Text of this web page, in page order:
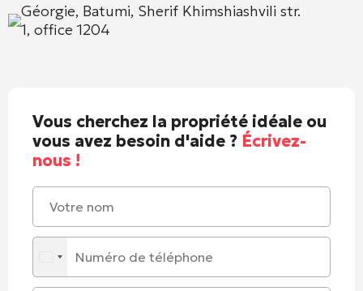
Géorgie, Batumi, Sherif Khimshiashvili str.
1, office 1204
Vous cherchez la propriété idéale ou
vous avez besoin d'aide ? Écrivez-
nous !